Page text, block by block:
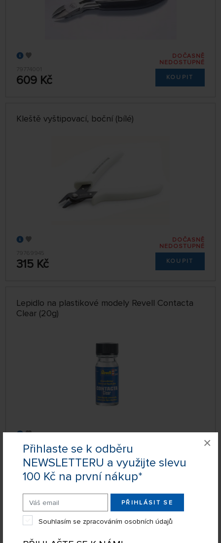
Přihlaste se k odběru
NEWSLETTERU a využijte slevu
100 Kč na první nákup*
PŘIHLÁSIT SE
Souhlasím se zpracováním osobních údajů
×
79774001
609 Kč
DOČASNĚ
NEDOSTUPNÉ
KOUPIT
Kleště vyštipovací, boční (bílé)
79769945
315 Kč
DOČASNĚ
NEDOSTUPNÉ
KOUPIT
Lepidlo na plastikové modely Revell Contacta
Clear (20g)
4039609
109 Kč
SKLADEM NAD 5 KS
Úterý 11.08. může být u Vás
Lepidlo na plastikové modely Revell Contacta
Liquid (18 g)